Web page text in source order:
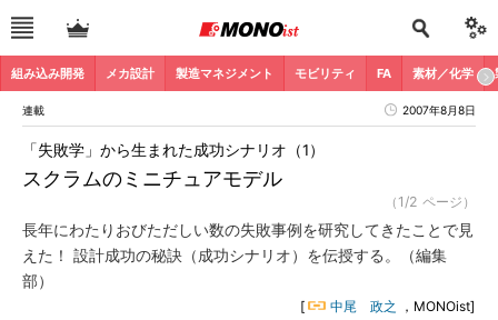
組み込み開発 メカ設計 製造マネジメント モビリティ FA 素材／化学
連載 2007年8月8日
スクラムのミニチュアモデル
「失敗学」から生まれた成功シナリオ（1）
（1/2 ページ）
長年にわたりおびただしい数の失敗事例を研究してきたことで見
えた！ 設計成功の秘訣（成功シナリオ）を伝授する。（編集
部）
[ 中尾 政之
，MONOist]